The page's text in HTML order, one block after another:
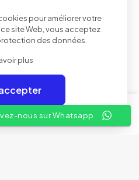
nous
pour améliorer votre
site Web, vous acceptez
des données
plus
nous sur Whatsapp